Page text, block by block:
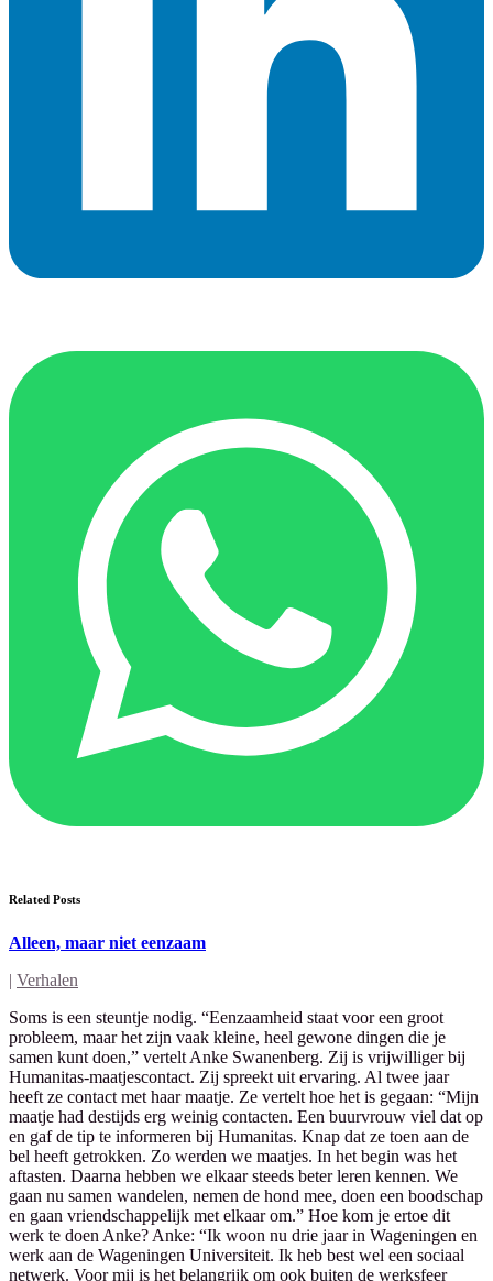
Related Posts
Alleen, maar niet eenzaam
| Verhalen
Soms is een steuntje nodig. “Eenzaamheid staat voor een groot
probleem, maar het zijn vaak kleine, heel gewone dingen die je
samen kunt doen,” vertelt Anke Swanenberg. Zij is vrijwilliger bij
Humanitas-maatjescontact. Zij spreekt uit ervaring. Al twee jaar
heeft ze contact met haar maatje. Ze vertelt hoe het is gegaan: “Mijn
maatje had destijds erg weinig contacten. Een buurvrouw viel dat op
en gaf de tip te informeren bij Humanitas. Knap dat ze toen aan de
bel heeft getrokken. Zo werden we maatjes. In het begin was het
aftasten. Daarna hebben we elkaar steeds beter leren kennen. We
gaan nu samen wandelen, nemen de hond mee, doen een boodschap
en gaan vriendschappelijk met elkaar om.” Hoe kom je ertoe dit
werk te doen Anke? Anke: “Ik woon nu drie jaar in Wageningen en
werk aan de Wageningen Universiteit. Ik heb best wel een sociaal
netwerk. Voor mij is het belangrijk om ook buiten de werksfeer